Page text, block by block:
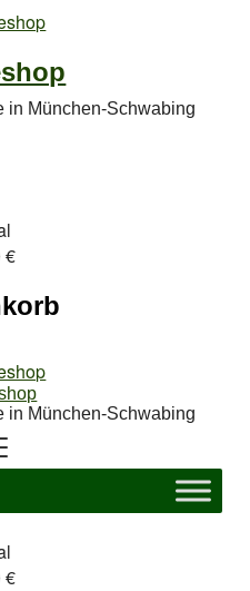
in München-Schwabing
€
in München-Schwabing
€